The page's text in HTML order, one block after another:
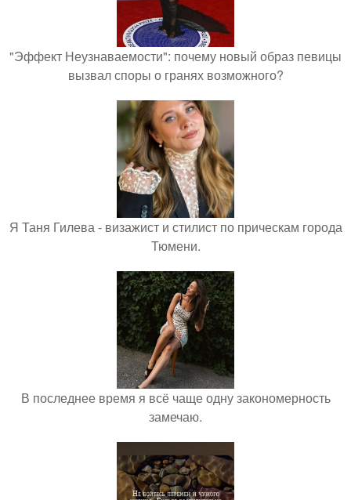
"Эффект Неузнаваемости": почему новый образ певицы
вызвал споры о гранях возможного?
Я Таня Гилева - визажист и стилист по прическам города
Тюмени.
В последнее время я всё чаще одну закономерность
замечаю.